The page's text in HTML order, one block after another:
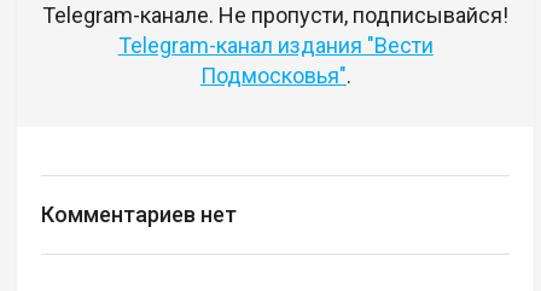
Telegram-канале. Не пропусти, подписывайся!
Telegram-канал издания "Вести
Подмосковья".
Комментариев нет